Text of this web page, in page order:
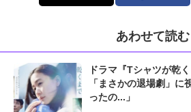
あわせて読む
ドラマ『Tシャツが乾
「まさかの退場劇」に
ったの...」